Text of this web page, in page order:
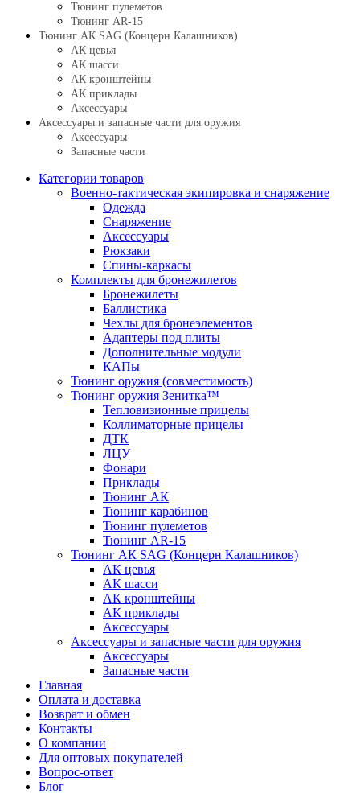
Тюнинг пулеметов
Тюнинг AR-15
Тюнинг АК SAG (Концерн Калашников)
АК цевья
АК шасси
АК кронштейны
АК приклады
Аксессуары
Аксессуары и запасные части для оружия
Аксессуары
Запасные части
Категории товаров
Военно-тактическая экипировка и снаряжение
Одежда
Снаряжение
Аксессуары
Рюкзаки
Спины-каркасы
Комплекты для бронежилетов
Бронежилеты
Баллистика
Чехлы для бронеэлементов
Адаптеры под плиты
Дополнительные модули
КАПы
Тюнинг оружия (совместимость)
Тюнинг оружия Зенитка™
Тепловизионные прицелы
Коллиматорные прицелы
ДТК
ЛЦУ
Фонари
Приклады
Тюнинг АК
Тюнинг карабинов
Тюнинг пулеметов
Тюнинг AR-15
Тюнинг АК SAG (Концерн Калашников)
АК цевья
АК шасси
АК кронштейны
АК приклады
Аксессуары
Аксессуары и запасные части для оружия
Аксессуары
Запасные части
Главная
Оплата и доставка
Возврат и обмен
Контакты
О компании
Для оптовых покупателей
Вопрос-ответ
Блог